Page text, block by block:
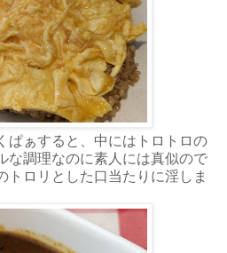
ぱぁすると、中にはトロトロの
な調理なのに素人には真似ので
トロリとした口当たりに淫しま